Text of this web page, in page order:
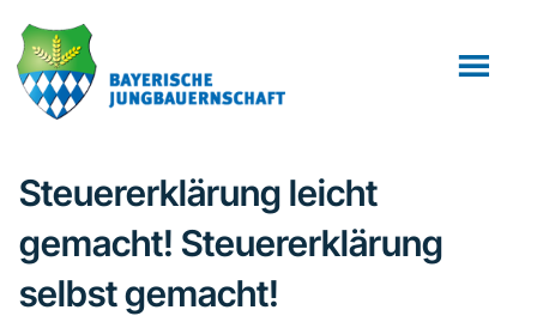
Inhalt
springen
Seitenspalte
springen
Fußzeile
springen
Steuererklärung leicht
gemacht! Steuererklärung
selbst gemacht!